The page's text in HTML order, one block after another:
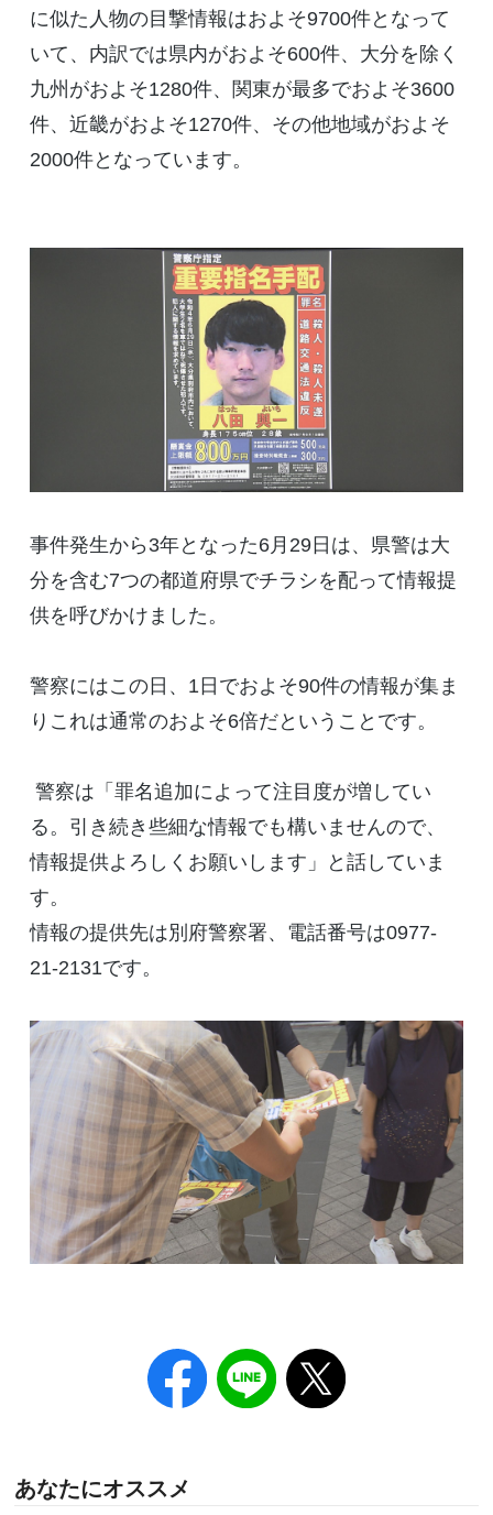
に似た人物の目撃情報はおよそ9700件となって
いて、内訳では県内がおよそ600件、大分を除く
九州がおよそ1280件、関東が最多でおよそ3600
件、近畿がおよそ1270件、その他地域がおよそ
2000件となっています。
事件発生から3年となった6月29日は、県警は大
分を含む7つの都道府県でチラシを配って情報提
供を呼びかけました。
警察にはこの日、1日でおよそ90件の情報が集ま
りこれは通常のおよそ6倍だということです。
警察は「罪名追加によって注目度が増してい
る。引き続き些細な情報でも構いませんので、
情報提供よろしくお願いします」と話していま
す。
情報の提供先は別府警察署、電話番号は0977-
21-2131です。
あなたにオススメ